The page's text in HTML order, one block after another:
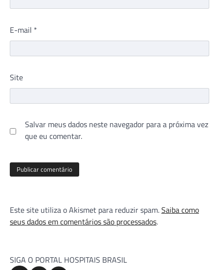
E-mail *
Site
Salvar meus dados neste navegador para a próxima vez
que eu comentar.
Este site utiliza o Akismet para reduzir spam.Saiba como
seus dados em comentários são processados.
SIGA O PORTAL HOSPITAIS BRASIL